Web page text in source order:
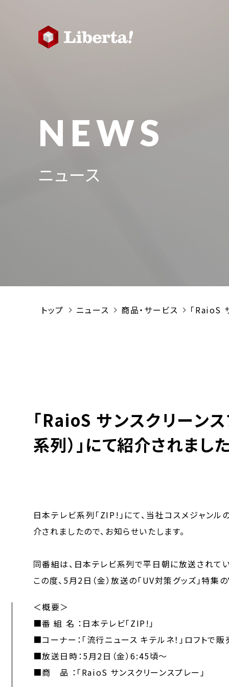
NEWS
ニュース
トップ ニュース 商品・サービス 「RaioS
「RaioS サンスクリーン
系列）」にて紹介されまし
日本テレビ系列「ZIP!」にて、当社コスメジャン
介されましたので、お知らせいたします。
同番組は、日本テレビ系列で平日朝に放送されて
この度、5月2日（金）放送の「UV対策グッズ」特
＜概要＞
■番 組 名 ：日本テレビ「ZIP!」
■コーナー：「流行ニュース キテルネ！」ロフトで
■放送日時：5月2日（金）6:45頃～
■商 品 ：「RaioS サンスクリーンスプレー」